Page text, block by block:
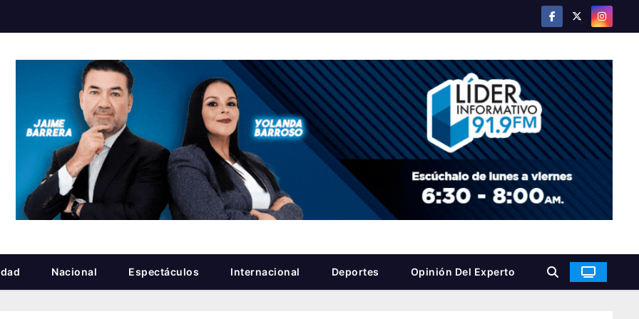
Nacional Espectáculos Internacional Deportes Opinión Del Experto